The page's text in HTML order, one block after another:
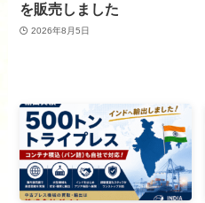
を販売しました
2026年8月5日